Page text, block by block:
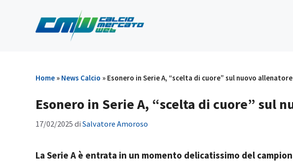
contenuto
Home » News Calcio » Esonero in Serie A, “scelta di cuore” sul nuovo allenatore
Esonero in Serie A, “scelta di cuore” sul
17/02/2025 di Salvatore Amoroso
La Serie A è entrata in un momento delicatissimo del